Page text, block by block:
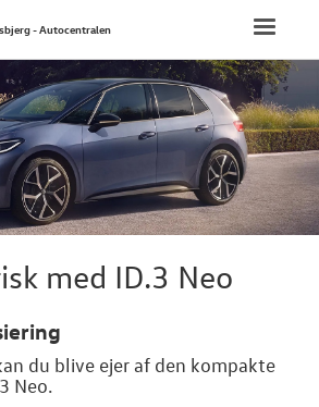
FORSIDE
NYE
Biler til
Book en
Toggle
- Autocentralen
med ID.3 Neo
du blive ejer af den kompakte
Neo.